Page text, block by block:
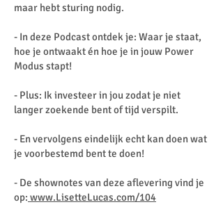
maar hebt sturing nodig.
- In deze Podcast ontdek je: Waar je staat,
hoe je ontwaakt én hoe je in jouw Power
Modus stapt!
- Plus: Ik investeer in jou zodat je niet
langer zoekende bent of tijd verspilt.
- En vervolgens eindelijk echt kan doen wat
je voorbestemd bent te doen!
- De shownotes van deze aflevering vind je
op: www.LisetteLucas.com/104